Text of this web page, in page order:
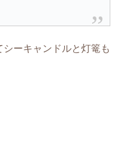
ーキャンドルと灯篭も